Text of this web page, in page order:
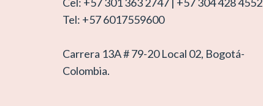
Tel: +57 6017559600
Carrera 13A # 79-20 Local 02, Bogotá-
Colombia.